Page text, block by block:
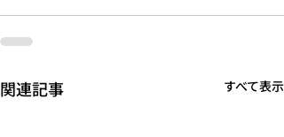
関連記事 すべて表示